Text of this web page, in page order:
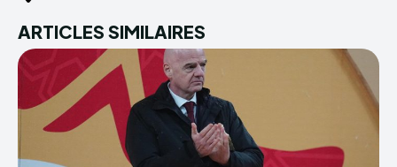
ARTICLES SIMILAIRES